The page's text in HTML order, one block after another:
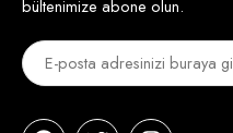
bültenimize abone olun.